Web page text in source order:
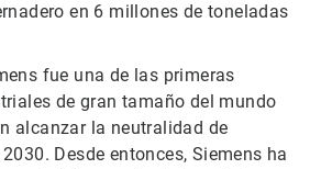
en 6 millones de toneladas
fue una de las primeras
de gran tamaño del mundo
alcanzar la neutralidad de
Desde entonces, Siemens ha